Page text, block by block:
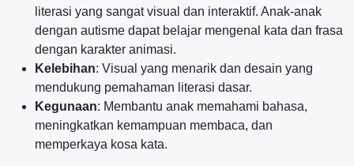
literasi yang sangat visual dan interaktif. Anak-anak
dengan autisme dapat belajar mengenal kata dan frasa
dengan karakter animasi.
Kelebihan: Visual yang menarik dan desain yang
mendukung pemahaman literasi dasar.
Kegunaan: Membantu anak memahami bahasa,
meningkatkan kemampuan membaca, dan
memperkaya kosa kata.